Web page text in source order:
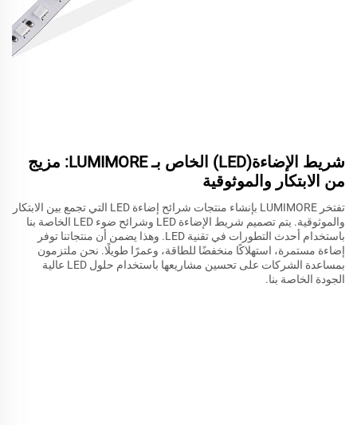
شريط الإضاءة(LED) الخاص بـ LUMIMORE: مزيج
من الابتكار والموثوقية
تفتخر LUMIMORE بإنشاء منتجات شرائح إضاءة LED التي تجمع بين الابتكار
والموثوقية. يتم تصميم شريط الإضاءة LED وشرائح ضوء LED الخاصة بنا
باستخدام أحدث التطورات في تقنية LED. وهذا يضمن أن منتجاتنا توفر
إضاءة مستمرة، استهلاكًا منخفضًا للطاقة، وعمرًا طويلًا. نحن ملتزمون
بمساعدة الشركات على تحسين مشاريعها باستخدام حلول LED عالية
الجودة الخاصة بنا.